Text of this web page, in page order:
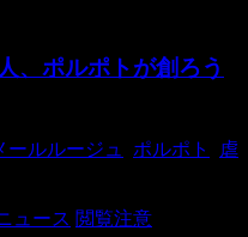
、ポルポトが創ろう
ールルージュ ポルポト
虐
ュース 閲覧注意